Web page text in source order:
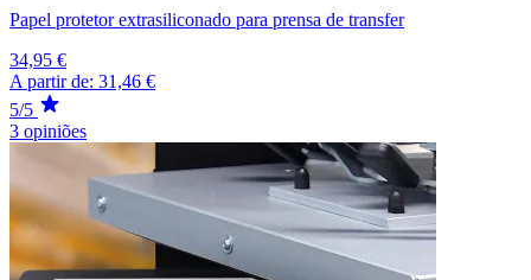
Papel protetor extrasiliconado para prensa de transfer
34,95 €
A partir de: 31,46 €
5/5
3 opiniões